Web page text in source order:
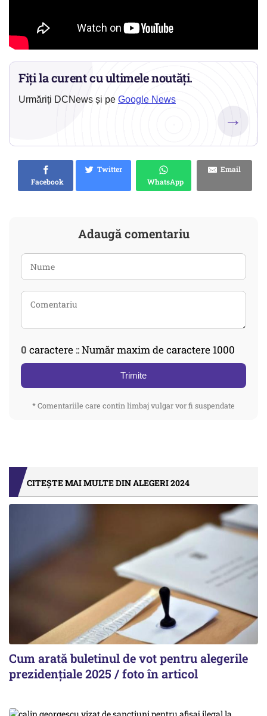
Fiți la curent cu ultimele noutăți.
Urmăriți DCNews și pe Google News
→
Facebook
Twitter
WhatsApp
Email
Adaugă comentariu
0 caractere :: Număr maxim de caractere 1000
Trimite
* Comentariile care contin limbaj vulgar vor fi suspendate
CITEȘTE MAI MULTE DIN ALEGERI 2024
Cum arată buletinul de vot pentru alegerile
prezidențiale 2025 / foto în articol